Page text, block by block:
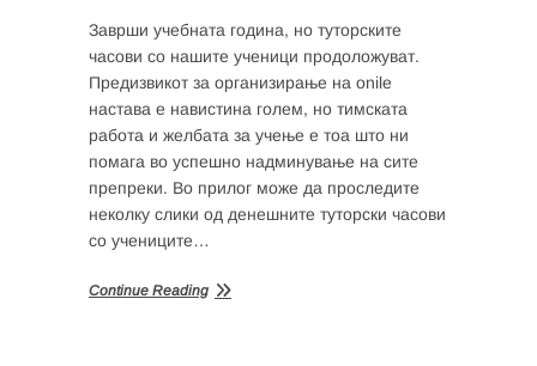
Заврши учебната година, но туторските
часови со нашите ученици продоложуват.
Предизвикот за организирање на onile
настава е навистина голем, но тимската
работа и желбата за учење е тоа што ни
помага во успешно надминување на сите
препреки. Во прилог може да проследите
неколку слики од денешните туторски часови
со учениците…
Continue Reading